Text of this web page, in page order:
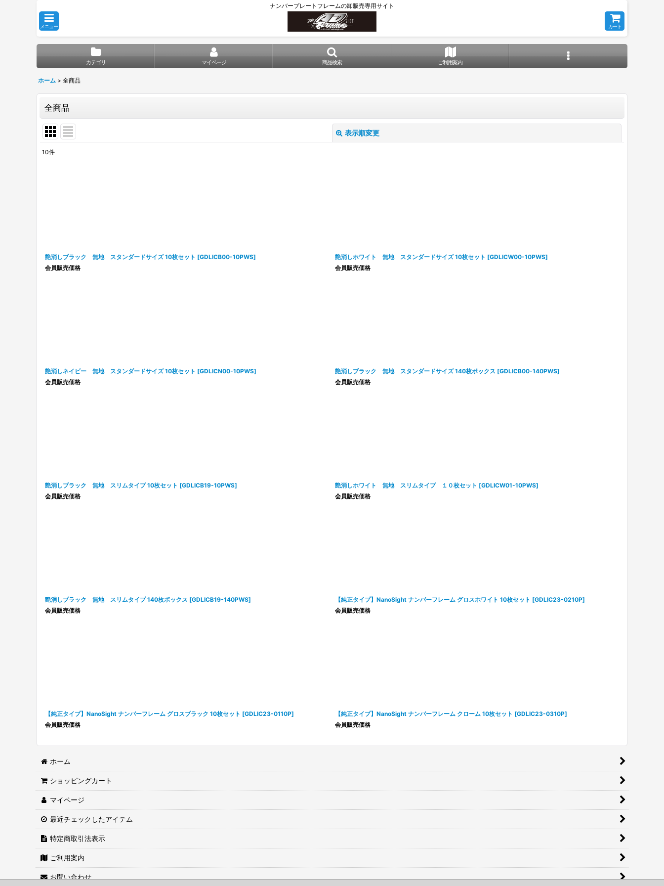
ナンバープレートフレームの卸販売専用サイト
メニュー カート
カテゴリ マイページ 商品検索 ご利用案内
ホーム > 全商品
全商品
表示順変更
10件
艶消しブラック 無地 スタンダードサイズ 10枚セット [GDLICB00-10PWS]
会員販売価格
艶消しホワイト 無地 スタンダードサイズ 10枚セット [GDLICW00-10PWS]
会員販売価格
艶消しネイビー 無地 スタンダードサイズ 10枚セット [GDLICN00-10PWS]
会員販売価格
艶消しブラック 無地 スタンダードサイズ 140枚ボックス [GDLICB00-140PWS]
会員販売価格
艶消しブラック 無地 スリムタイプ 10枚セット [GDLICB19-10PWS]
会員販売価格
艶消しホワイト 無地 スリムタイプ １０枚セット [GDLICW01-10PWS]
会員販売価格
艶消しブラック 無地 スリムタイプ 140枚ボックス [GDLICB19-140PWS]
会員販売価格
【純正タイプ】NanoSight ナンバーフレーム グロスホワイト 10枚セット [GDLIC23-0210P]
会員販売価格
【純正タイプ】NanoSight ナンバーフレーム グロスブラック 10枚セット [GDLIC23-0110P]
会員販売価格
【純正タイプ】NanoSight ナンバーフレーム クローム 10枚セット [GDLIC23-0310P]
会員販売価格
ホーム
ショッピングカート
マイページ
最近チェックしたアイテム
特定商取引法表示
ご利用案内
お問い合わせ